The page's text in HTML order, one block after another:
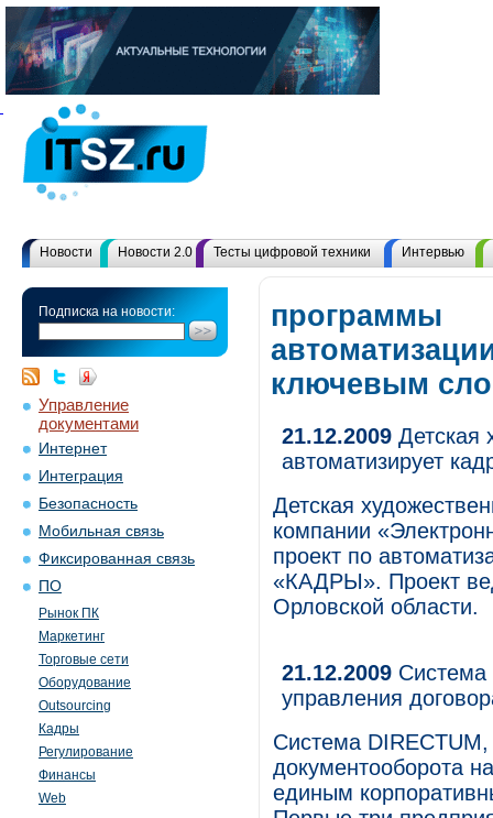
Новости Новости 2.0 Тесты цифровой техники Интервью
Подписка на новости:
Управление
документами
Интернет
Интеграция
Безопасность
Мобильная связь
Фиксированная связь
ПО
Рынок ПК
Маркетинг
Торговые сети
Оборудование
Outsourcing
Кадры
Регулирование
Финансы
Web
программы
ключевым
21.12.2009 Детская
автоматизирует
Детская
компании
проект по
«КАДРЫ». Проект
Орловской области.
21.12.2009 Система
управления
Система
документооборота
единым